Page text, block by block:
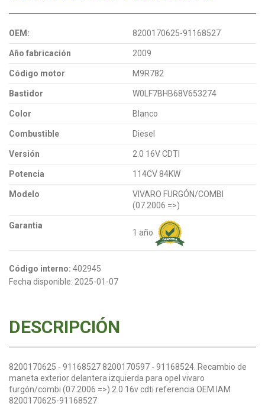
OEM: 8200170625-91168527
Año fabricación 2009
Código motor M9R782
Bastidor W0LF7BHB68V653274
Color Blanco
Combustible Diesel
Versión 2.0 16V CDTI
Potencia 114CV 84KW
Modelo
VIVARO FURGÓN/COMBI
(07.2006 =>)
Garantia
1 año
Código interno: 402945
Fecha disponible: 2025-01-07
DESCRIPCIÓN
8200170625 - 91168527 8200170597 - 91168524. Recambio de
maneta exterior delantera izquierda para opel vivaro
furgón/combi (07.2006 =>) 2.0 16v cdti referencia OEM IAM
8200170625-91168527